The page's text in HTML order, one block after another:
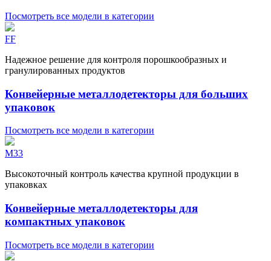
Посмотреть все модели в категории
FF
Надежное решение для контроля порошкообразных и
гранулированных продуктов
Конвейерные металлодетекторы для больших
упаковок
Посмотреть все модели в категории
M33
Высокоточный контроль качества крупной продукции в
упаковках
Конвейерные металлодетекторы для
компактных упаковок
Посмотреть все модели в категории